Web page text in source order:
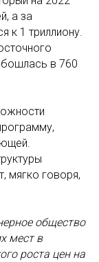
а за
к 1 триллиону.
в 760
мягко говоря,
общество
мест в
роста цен на